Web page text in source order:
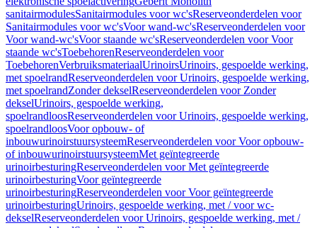
sanitairmodulesSanitairmodules voor wc'sReserveonderdelen voor
Sanitairmodules voor wc'sVoor wand-wc'sReserveonderdelen voor
Voor wand-wc'sVoor staande wc'sReserveonderdelen voor Voor
staande wc'sToebehorenReserveonderdelen voor
ToebehorenVerbruiksmateriaalUrinoirsUrinoirs, gespoelde werking,
met spoelrandReserveonderdelen voor Urinoirs, gespoelde werking,
met spoelrandZonder dekselReserveonderdelen voor Zonder
dekselUrinoirs, gespoelde werking,
spoelrandloosReserveonderdelen voor Urinoirs, gespoelde werking,
spoelrandloosVoor opbouw- of
inbouwurinoirstuursysteemReserveonderdelen voor Voor opbouw-
of inbouwurinoirstuursysteemMet geïntegreerde
urinoirbesturingReserveonderdelen voor Met geïntegreerde
urinoirbesturingVoor geïntegreerde
urinoirbesturingReserveonderdelen voor Voor geïntegreerde
urinoirbesturingUrinoirs, gespoelde werking, met / voor wc-
dekselReserveonderdelen voor Urinoirs, gespoelde werking, met /